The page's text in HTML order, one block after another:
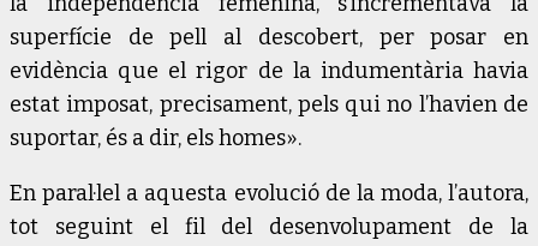
superfície de pell al descobert, per posar en
evidència que el rigor de la indumentària havia
estat imposat, precisament, pels qui no l’havien de
suportar, és a dir, els homes».
En paral·lel a aquesta evolució de la moda, l’autora,
tot seguint el fil del desenvolupament de la